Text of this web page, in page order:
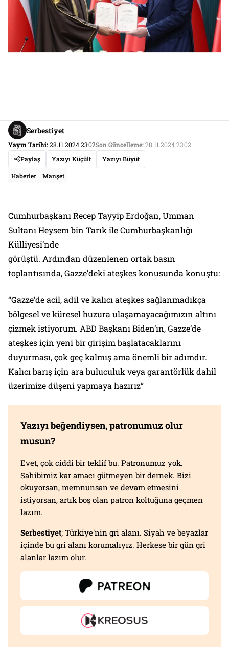
Serbestiyet
Yayın Tarihi:28.11.2024 23:02Son Güncelleme:28.11.2024 23:02
Paylaş
Yazıyı Küçült Yazıyı Büyüt
Haberler Manşet
Cumhurbaşkanı Recep Tayyip Erdoğan, Umman
Sultanı Heysem bin Tarık ile Cumhurbaşkanlığı
Külliyesi’nde
görüştü. Ardından düzenlenen ortak basın
toplantısında, Gazze’deki ateşkes konusunda konuştu:
“Gazze’de acil, adil ve kalıcı ateşkes sağlanmadıkça
bölgesel ve küresel huzura ulaşamayacağımızın altını
çizmek istiyorum. ABD Başkanı Biden’ın, Gazze’de
ateşkes için yeni bir girişim başlatacaklarını
duyurması, çok geç kalmış ama önemli bir adımdır.
Kalıcı barış için ara buluculuk veya garantörlük dahil
üzerimize düşeni yapmaya hazırız”
Yazıyı beğendiysen, patronumuz olur
musun?
Evet, çok ciddi bir teklif bu. Patronumuz yok.
Sahibimiz kar amacı gütmeyen bir dernek. Bizi
okuyorsan, memnunsan ve devam etmesini
istiyorsan, artık boş olan patron koltuğuna geçmen
lazım.
Serbestiyet; Türkiye'nin gri alanı. Siyah ve beyazlar
içinde bu gri alanı korumalıyız. Herkese bir gün gri
alanlar lazım olur.